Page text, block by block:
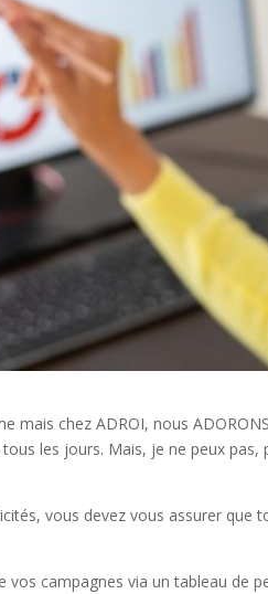
mais chez ADROI, nous
les jours. Mais, je ne peux pas,
vous devez vous assurer que
vos campagnes via un tableau de